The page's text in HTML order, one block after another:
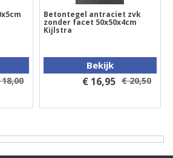
Betontegel antraciet zvk
zonder facet 50x50x4cm
Kijlstra
Bekijk
€ 16,95 € 20,50